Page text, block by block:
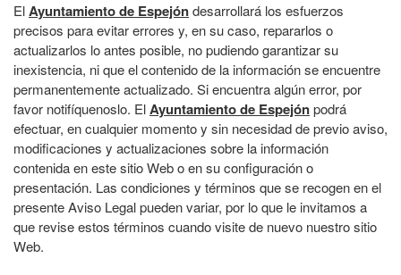
ElAyuntamiento de Espejóndesarrollará los esfuerzos
precisos para evitar errores y, en su caso, repararlos o
actualizarlos lo antes posible, no pudiendo garantizar su
inexistencia, ni que el contenido de la información se encuentre
permanentemente actualizado. Si encuentra algún error, por
favor notifíquenoslo. ElAyuntamiento de Espejónpodrá
efectuar, en cualquier momento y sin necesidad de previo aviso,
modificaciones y actualizaciones sobre la información
contenida en este sitio Web o en su configuración o
presentación. Las condiciones y términos que se recogen en el
presente Aviso Legal pueden variar, por lo que le invitamos a
que revise estos términos cuando visite de nuevo nuestro sitio
Web.